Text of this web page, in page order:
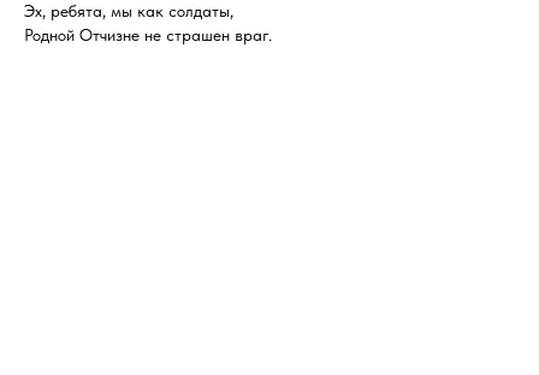
Эх, ребята, мы как солдаты,
Родной Отчизне не страшен враг.